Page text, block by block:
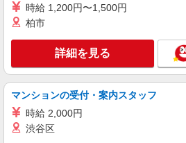
株式会社シエロ
【楽天モバイル】人
販売
時給1650円〜1850
残業代支給 ★交通費別
+゜・。○。・゜+゜・
万円支給(規定有) お友達を紹介頂くと, インセンテ
有）★ ゜・。○。・
佐賀県佐賀市の楽
キープ
時給 1,200円〜1,500円
柏市
詳細を見る
マンションの受付・案内スタッフ
時給 2,000円
渋谷区